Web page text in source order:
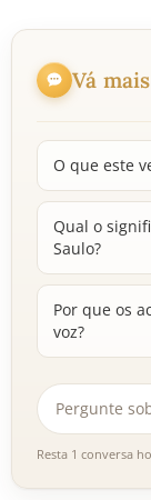
Vá
O que este
Qual o
Saulo?
Por que os
voz?
Resta 1 conversa